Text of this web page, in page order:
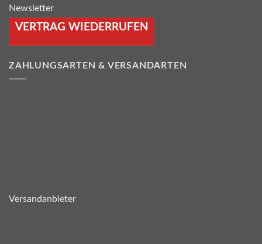
Newsletter
VERTRAG WIEDERRUFEN
ZAHLUNGSARTEN & VERSANDARTEN
Versandanbieter